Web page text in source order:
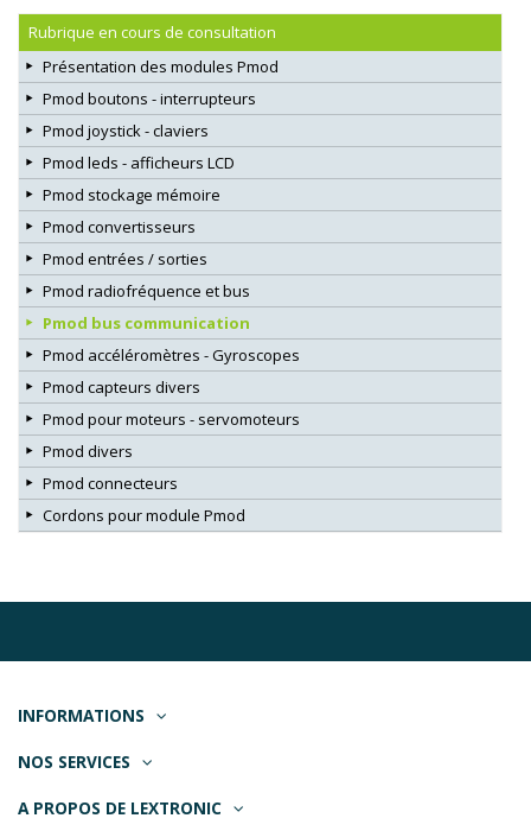
Rubrique en cours de consultation
Présentation des modules Pmod
Pmod boutons - interrupteurs
Pmod joystick - claviers
Pmod leds - afficheurs LCD
Pmod stockage mémoire
Pmod convertisseurs
Pmod entrées / sorties
Pmod radiofréquence et bus
Pmod bus communication
Pmod accéléromètres - Gyroscopes
Pmod capteurs divers
Pmod pour moteurs - servomoteurs
Pmod divers
Pmod connecteurs
Cordons pour module Pmod
INFORMATIONS
NOS SERVICES
A PROPOS DE LEXTRONIC